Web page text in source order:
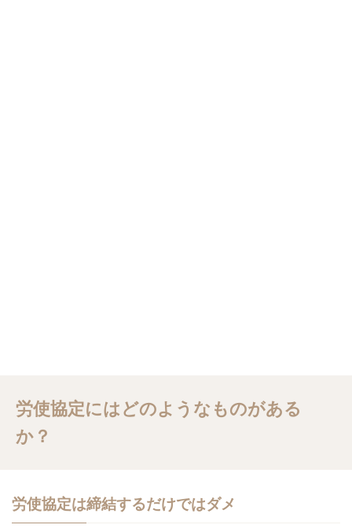
労使協定にはどのようなものがある
か？
労使協定は締結するだけではダメ